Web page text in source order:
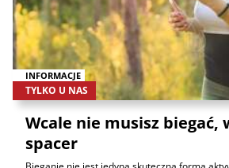
INFORMACJE
TYLKO U NAS
Wcale nie musisz biegać,
spacer